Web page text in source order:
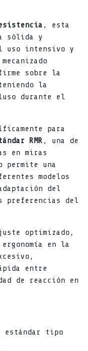
, esta
sólida y
uso intensivo y
sobre la
la
durante el
para
RMR , una de
en miras
permite una
modelos
del
preferencias del
optimizado,
en la
entre
de reacción en
estándar tipo